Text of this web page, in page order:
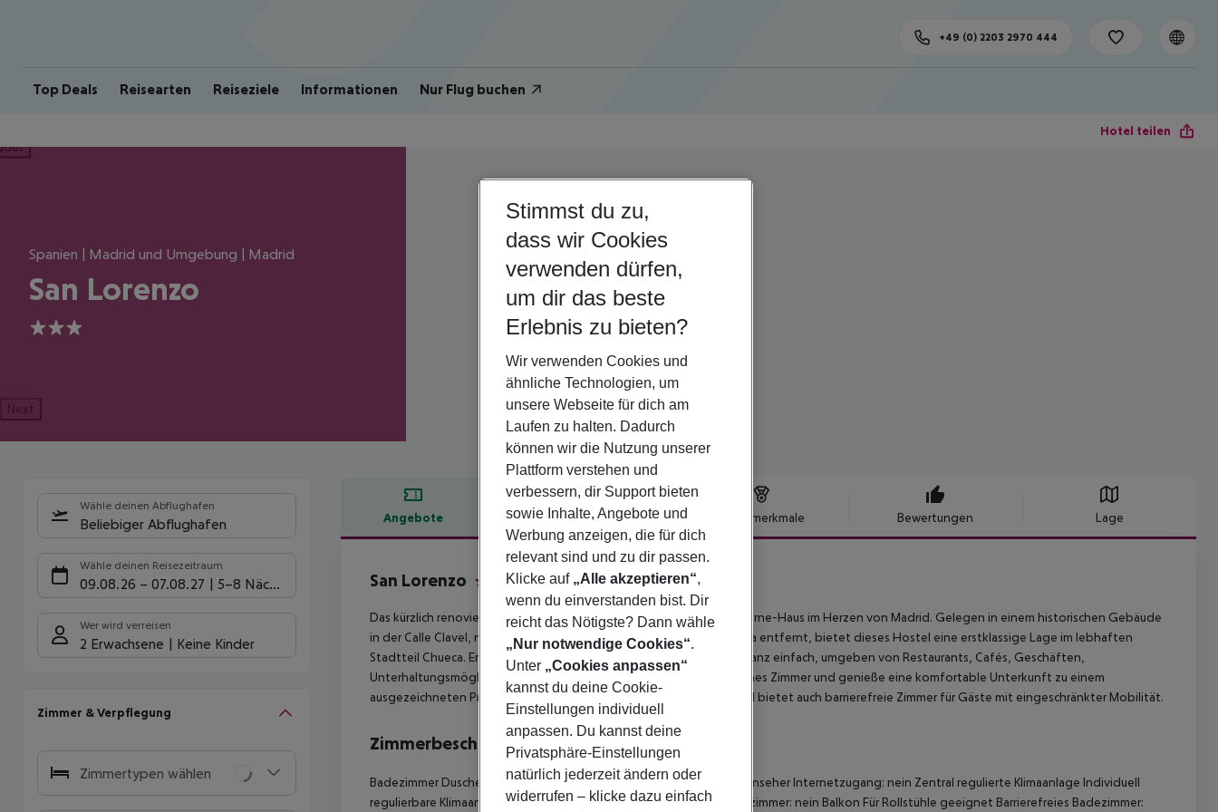
Top Deals Reisearten Reiseziele Informationen Nur Flug buchen
+49 (0) 2203 2970 444
Hotel teilen
Spanien | Madrid und Umgebung | Madrid
San Lorenzo
3
Next
Wähle deinen Abflughafen
Beliebiger Abflughafen
Wähle deinen Reisezeitraum
09.08.26 – 07.08.27 5-8 Nächte
Wer wird verreisen
2 Erwachsene Keine Kinder
Zimmer & Verpflegung
Zimmertypen wählen
Angebote Hotelbeschreibung Hotelmerkmale Bewertungen Lage
Hotelbeschreibung
San Lorenzo
Das kürzlich renovierte San Lorenzo Hostal ist ein modernes Drei-Sterne-Haus im Herzen von Madrid. Gelegen in einem historischen Gebäude
in der Calle Clavel, nur wenige Schritte von der geschäftigen Gran Vía entfernt, bietet dieses Hostel eine erstklassige Lage im lebhaften
Stadtteil Chueca. Erkunde die authentische Atmosphäre der Stadt ganz einfach, umgeben von Restaurants, Cafés, Geschäften,
Unterhaltungsmöglichkeiten, Kinos und Theatern. Wähle ein modernes Zimmer und genieße eine komfortable Unterkunft zu einem
ausgezeichneten Preis-Leistungs-Verhältnis. Das San Lorenzo Hostal bietet auch barrierefreie Zimmer für Gäste mit eingeschränkter Mobilität.
Zimmerbeschreibung
Badezimmer Dusche Badewanne Haartrockner Direktwahltelefon Fernseher Internetzugang: nein Zentral regulierte Klimaanlage Individuell
regulierbare Klimaanlage Individuell regulierbare Heizung Safe Wohnzimmer: nein Balkon Für Rollstühle geeignet Barrierefreies Badezimmer:
Stimmst du zu,
dass wir Cookies
verwenden dürfen,
um dir das beste
Erlebnis zu bieten?
Wir verwenden Cookies und
ähnliche Technologien, um
unsere Webseite für dich am
Laufen zu halten. Dadurch
können wir die Nutzung unserer
Plattform verstehen und
verbessern, dir Support bieten
sowie Inhalte, Angebote und
Werbung anzeigen, die für dich
relevant sind und zu dir passen.
Klicke auf „Alle akzeptieren“,
wenn du einverstanden bist. Dir
reicht das Nötigste? Dann wähle
„Nur notwendige Cookies“.
Unter „Cookies anpassen“
kannst du deine Cookie-
Einstellungen individuell
anpassen. Du kannst deine
Privatsphäre-Einstellungen
natürlich jederzeit ändern oder
widerrufen – klicke dazu einfach